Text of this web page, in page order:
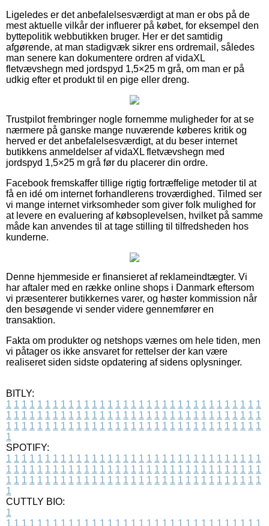
Ligeledes er det anbefalelsesværdigt at man er obs på de
mest aktuelle vilkår der influerer på købet, for eksempel den
byttepolitik webbutikken bruger. Her er det samtidig
afgørende, at man stadigvæk sikrer ens ordremail, således
man senere kan dokumentere ordren af vidaXL
fletvævshegn med jordspyd 1,5×25 m grå, om man er på
udkig efter et produkt til en pige eller dreng.
Trustpilot frembringer nogle fornemme muligheder for at se
nærmere på ganske mange nuværende køberes kritik og
herved er det anbefalelsesværdigt, at du beser internet
butikkens anmeldelser af vidaXL fletvævshegn med
jordspyd 1,5×25 m grå før du placerer din ordre.
Facebook fremskaffer tillige rigtig fortræffelige metoder til at
få en idé om internet forhandlerens troværdighed. Tilmed ser
vi mange internet virksomheder som giver folk mulighed for
at levere en evaluering af købsoplevelsen, hvilket på samme
måde kan anvendes til at tage stilling til tilfredsheden hos
kunderne.
Denne hjemmeside er finansieret af reklameindtægter. Vi
har aftaler med en række online shops i Danmark eftersom
vi præsenterer butikkernes varer, og høster kommission når
den besøgende vi sender videre gennemfører en
transaktion.
Fakta om produkter og netshops værnes om hele tiden, men
vi påtager os ikke ansvaret for rettelser der kan være
realiseret siden sidste opdatering af sidens oplysninger.
BITLY:
1 1 1 1 1 1 1 1 1 1 1 1 1 1 1 1 1 1 1 1 1 1 1 1 1 1 1 1 1 1 1 1 1
1 1 1 1 1 1 1 1 1 1 1 1 1 1 1 1 1 1 1 1 1 1 1 1 1 1 1 1 1 1 1 1 1
1 1 1 1 1 1 1 1 1 1 1 1 1 1 1 1 1 1 1 1 1 1 1 1 1 1 1 1 1 1 1 1 1
1
SPOTIFY:
1 1 1 1 1 1 1 1 1 1 1 1 1 1 1 1 1 1 1 1 1 1 1 1 1 1 1 1 1 1 1 1 1
1 1 1 1 1 1 1 1 1 1 1 1 1 1 1 1 1 1 1 1 1 1 1 1 1 1 1 1 1 1 1 1 1
1 1 1 1 1 1 1 1 1 1 1 1 1 1 1 1 1 1 1 1 1 1 1 1 1 1 1 1 1 1 1 1 1
1
CUTTLY BIO:
1
1 1 1 1 1 1 1 1 1 1 1 1 1 1 1 1 1 1 1 1 1 1 1 1 1 1 1 1 1 1 1 1 1